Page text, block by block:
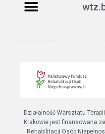
Działalność Warsztatu
Krakowie jest finansowana
Rehabilitacji Osób